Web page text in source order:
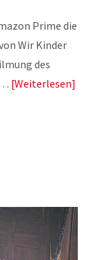
Prime die
Wir Kinder
des
Weiterlesen